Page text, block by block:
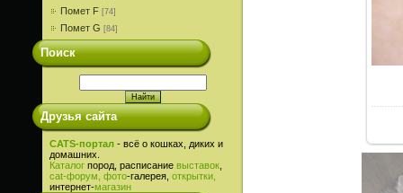
Помет F [74]
Помет G [84]
Поиск
Друзья сайта
CATS-портал - всё о кошках, диких и
домашних.
Каталог пород, расписание выставок
cat-форум, фото-галерея, открытки,
интернет-магазин